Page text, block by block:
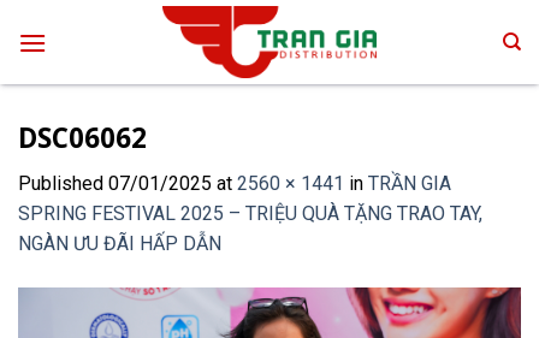
DSC06062
Published 07/01/2025 at 2560 × 1441 in TRẦN GIA
SPRING FESTIVAL 2025 – TRIỆU QUÀ TẶNG TRAO TAY,
NGÀN ƯU ĐÃI HẤP DẪN